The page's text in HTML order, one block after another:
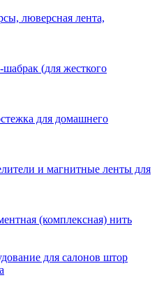
люверсная лента,
шабрак (для жесткого
для домашнего
и магнитные ленты для
(комплексная) нить
для салонов штор